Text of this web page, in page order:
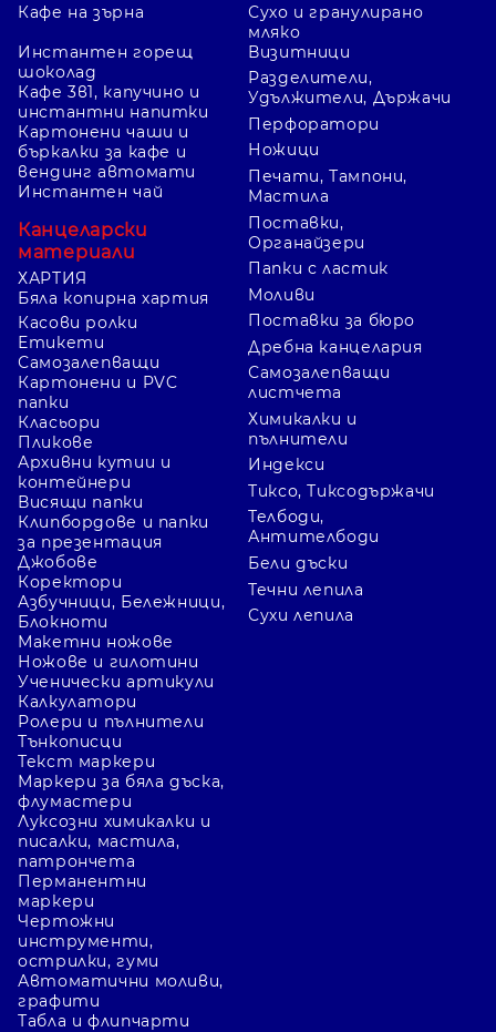
Кафе на зърна
Сухо и гранулирано
мляко
Инстантен горещ
шоколад
Кафе 3в1, капучино и
инстантни напитки
Картонени чаши и
бъркалки за кафе и
вендинг автомати
Инстантен чай
Канцеларски
материали
ХАРТИЯ
Бяла копирна хартия
Касови ролки
Етикети
Самозалепващи
Картонени и PVC
папки
Класьори
Пликове
Архивни кутии и
контейнери
Висящи папки
Клипбордове и папки
за презентация
Джобове
Коректори
Азбучници, Бележници,
Блокноти
Визитници
Разделители,
Удължители, Държачи
Перфоратори
Ножици
Печати, Тампони,
Мастила
Поставки,
Органайзери
Папки с ластик
Моливи
Поставки за бюро
Дребна канцелария
Самозалепващи
листчета
Химикалки и
пълнители
Индекси
Тиксо, Тиксодържачи
Телбоди,
Антителбоди
Бели дъски
Течни лепила
Сухи лепила
Макетни ножове
Ножове и гилотини
Ученически артикули
Калкулатори
Ролери и пълнители
Тънкописци
Текст маркери
Маркери за бяла дъска,
флумастери
Луксозни химикалки и
писалки, мастила,
патрончета
Перманентни
маркери
Чертожни
инструменти,
острилки, гуми
Автоматични моливи,
графити
Табла и флипчарти